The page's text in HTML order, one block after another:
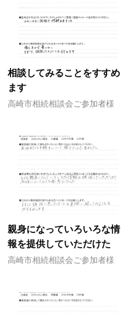
相談してみることをすすめ
ます
高崎市相続相談会ご参加者様
親身になっていろいろな情
報を提供していただけた
高崎市相続相談会ご参加者様